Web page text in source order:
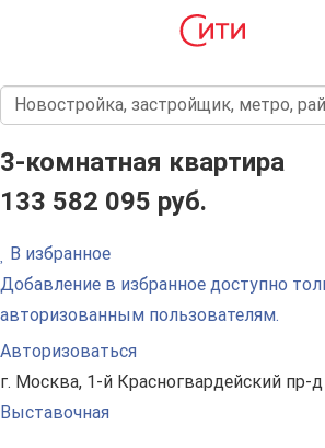
3-комнатная квартира
133 582 095 руб.
В избранное
Добавление в избранное доступно
авторизованным пользователям.
Авторизоваться
г. Москва, 1-й Красногвардейский пр-д
Выставочная